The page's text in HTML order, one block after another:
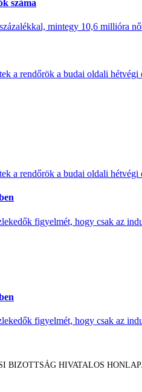
száma
mintegy 10,6 millióra
a rendőrök a budai oldali hétvégi
a rendőrök a budai oldali hétvégi
figyelmét, hogy csak az
figyelmét, hogy csak az
BIZOTTSÁG HIVATALOS